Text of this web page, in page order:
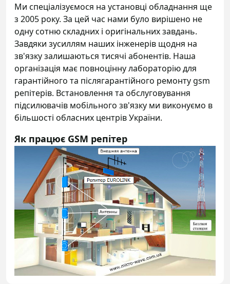
Ми спеціалізуємося на установці обладнання ще
з 2005 року. За цей час нами було вирішено не
одну сотню складних і оригінальних завдань.
Завдяки зусиллям наших інженерів щодня на
зв'язку залишаються тисячі абонентів. Наша
організація має повноцінну лабораторію для
гарантійного та післягарантійного ремонту gsm
репітерів. Встановлення та обслуговування
підсилювачів мобільного зв'язку ми виконуємо в
більшості обласних центрів України.
Як працює GSM репітер